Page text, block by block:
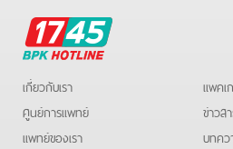
BPK
Hotline
เกี่ยวกับเรา
ศูนย์การแพทย์
แพทย์ของเรา
แพคเ
ข่าวส
บทค